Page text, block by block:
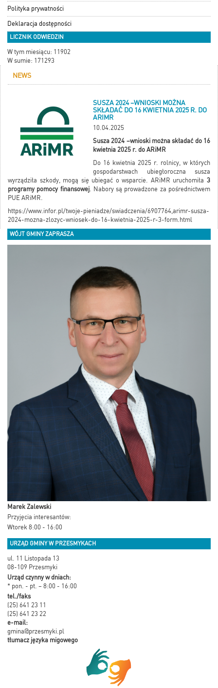
Polityka prywatności
Deklaracja dostępności
LICZNIK ODWIEDZIN
W tym miesiącu: 11902
W sumie: 171293
NEWS
SUSZA 2024 –WNIOSKI MOŻNA
SKŁADAĆ DO 16 KWIETNIA 2025 R. DO
ARIMR
10.04.2025
Susza 2024 –wnioski można składać do 16
kwietnia 2025 r. do ARiMR
Do 16 kwietnia 2025 r. rolnicy, w których
gospodarstwach ubiegłoroczna susza
wyrządziła szkody, mogą się ubiegać o wsparcie. ARiMR uruchomiła 3
programy pomocy finansowej. Nabory są prowadzone za pośrednictwem
PUE ARiMR.
https://www.infor.pl/twoje-pieniadze/swiadczenia/6907764,arimr-susza-
2024-mozna-zlozyc-wniosek-do-16-kwietnia-2025-r-3-form.html
WÓJT GMINY ZAPRASZA
Marek Zalewski
Przyjęcia interesantów:
Wtorek 8:00 - 16:00
URZĄD GMINY W PRZESMYKACH
ul. 11 Listopada 13
08-109 Przesmyki
Urząd czynny w dniach:
* pon. - pt. – 8:00 - 16:00
tel./faks
(25) 641 23 11
(25) 641 23 22
e-mail:
gmina@przesmyki.pl
tłumacz języka migowego